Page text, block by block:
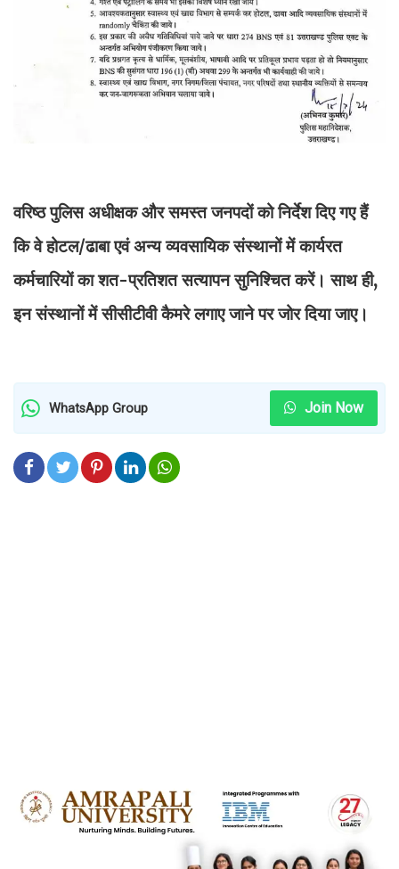
वरिष्ठ पुलिस अधीक्षक और समस्त जनपदों को निर्देश दिए गए हैं
कि वे होटल/ढाबा एवं अन्य व्यवसायिक संस्थानों में कार्यरत
कर्मचारियों का शत-प्रतिशत सत्यापन सुनिश्चित करें। साथ ही,
इन संस्थानों में सीसीटीवी कैमरे लगाए जाने पर जोर दिया जाए।
WhatsApp Group Join Now